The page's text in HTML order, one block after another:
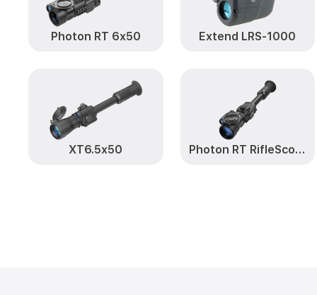
Photon RT 6х50 Extend LRS-1000
XT6.5x50 Photon RT RifleScope 4.5х42